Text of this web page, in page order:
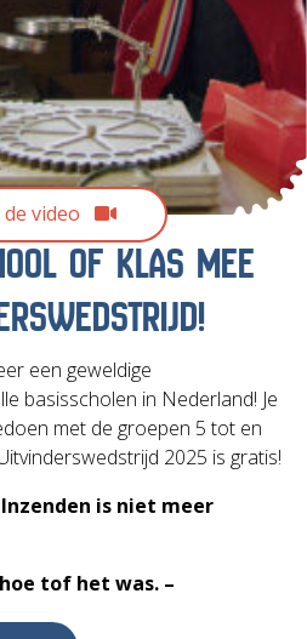
video
OF KLAS MEE
een geweldige
basisscholen in Nederland! Je
met de groepen 5 tot en
2025 is gratis!
is niet meer
hoe tof het was. –